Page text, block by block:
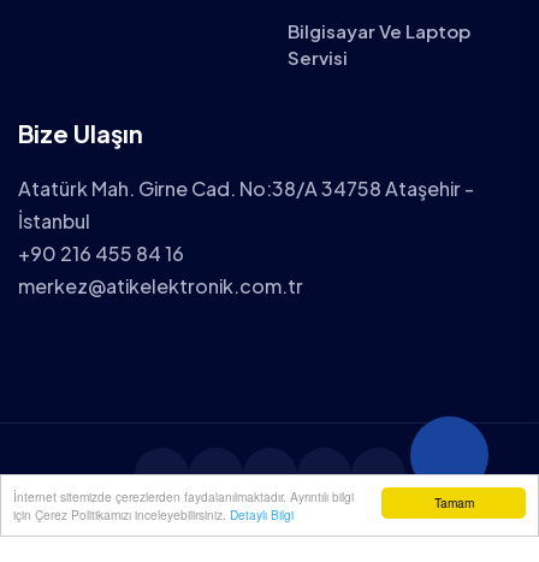
Tamam
İnternet sitemizde çerezlerden faydalanılmaktadır. Ayrıntılı bilgi
için Çerez Politikamızı inceleyebilirsiniz. Detaylı Bilgi
Bilgisayar Ve Laptop
Servisi
Bize Ulaşın
Atatürk Mah. Girne Cad. No:38/A 34758 Ataşehir -
İstanbul
+90 216 455 84 16
merkez@atikelektronik.com.tr
2025 ATİK ELEKTRONİK TÜM HAKLARI SAKLIDIR.